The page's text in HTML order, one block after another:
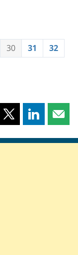
30 31
32
Partager
page
Partager
page page